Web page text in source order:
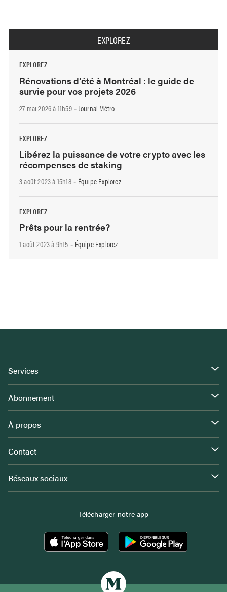
EXPLOREZ
EXPLOREZ
Rénovations d’été à Montréal : le guide de
survie pour vos projets 2026
27 mai 2026 à 11h59- Journal Métro
EXPLOREZ
Libérez la puissance de votre crypto avec les
récompenses de staking
3 août 2023 à 15h18- Équipe Explorez
EXPLOREZ
Prêts pour la rentrée?
1 août 2023 à 9h15 - Équipe Explorez
Services
Abonnement
À propos
Contact
Réseaux sociaux
Télécharger notre app